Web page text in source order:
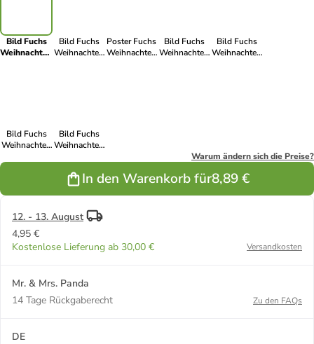
Bild Fuchs
Weihnachten
Bild Fuchs
Weihnachten
Poster Fuchs
Weihnachten
Bild Fuchs
Weihnachten
Bild Fuchs
Weihnachten
Bild Fuchs
Weihnachten
Bild Fuchs
Weihnachten
Warum ändern sich die Preise?
In den Warenkorb für8,89 €
12. - 13. August
4,95 €
Kostenlose Lieferung ab 30,00 €
Versandkosten
Mr. & Mrs. Panda
14 Tage Rückgaberecht
Zu den FAQs
DE